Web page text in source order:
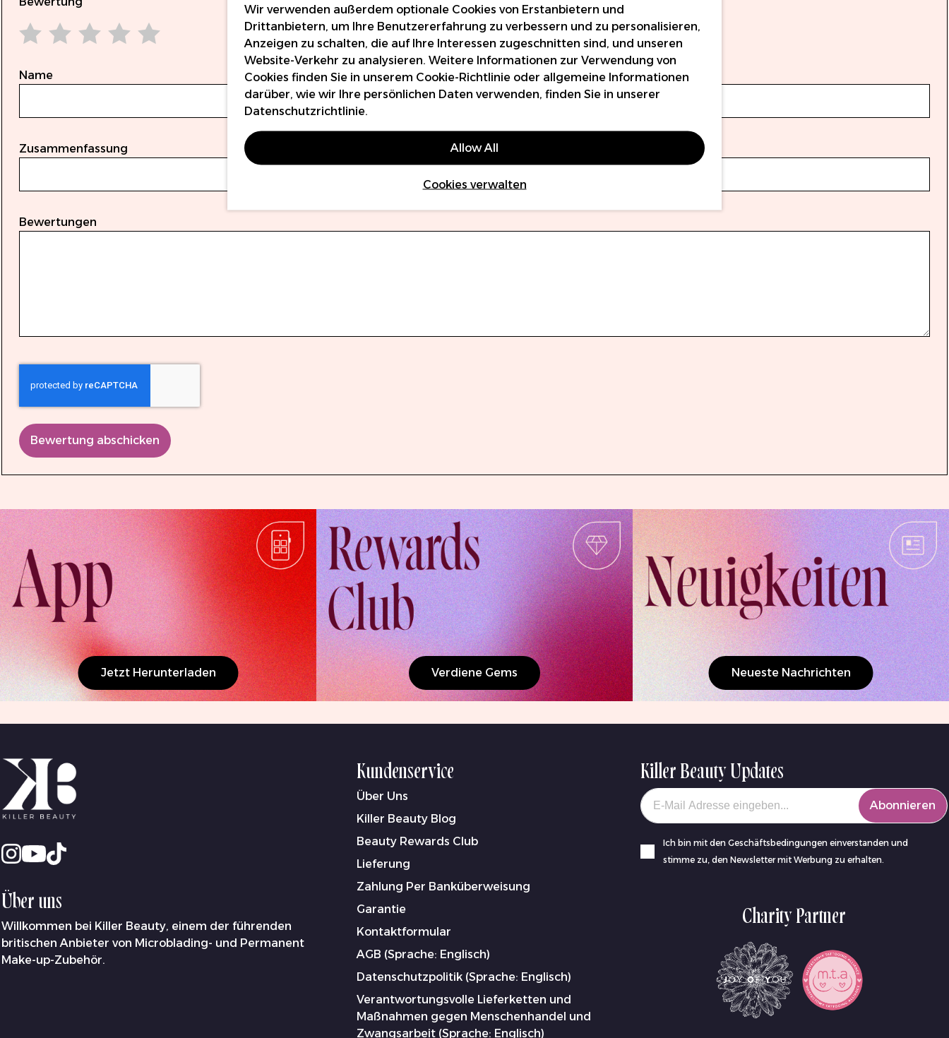
Name
Zusammenfassung
Bewertungen
Bewertung abschicken
Jetzt Herunterladen Verdiene Gems Neueste Nachrichten
Über uns
Willkommen bei Killer Beauty, einem der führenden
britischen Anbieter von Microblading- und Permanent
Make-up-Zubehör.
Kundenservice
Über Uns
Killer Beauty Blog
Beauty Rewards Club
Lieferung
Zahlung Per Banküberweisung
Garantie
Kontaktformular
AGB (Sprache: Englisch)
Datenschutzpolitik (Sprache: Englisch)
Verantwortungsvolle Lieferketten und
Maßnahmen gegen Menschenhandel und
Zwangsarbeit (Sprache: Englisch)
Killer Beauty Updates
Your email
Abonnieren
Ich bin mit den Geschäftsbedingungen einverstanden und
stimme zu, den Newsletter mit Werbung zu erhalten.
Charity Partner
Wir verwenden außerdem optionale Cookies von Erstanbietern und
Drittanbietern, um Ihre Benutzererfahrung zu verbessern und zu personalisieren,
Anzeigen zu schalten, die auf Ihre Interessen zugeschnitten sind, und unseren
Website-Verkehr zu analysieren. Weitere Informationen zur Verwendung von
Cookies finden Sie in unserem Cookie-Richtlinie oder allgemeine Informationen
darüber, wie wir Ihre persönlichen Daten verwenden, finden Sie in unserer
Datenschutzrichtlinie.
Allow All
Cookies verwalten